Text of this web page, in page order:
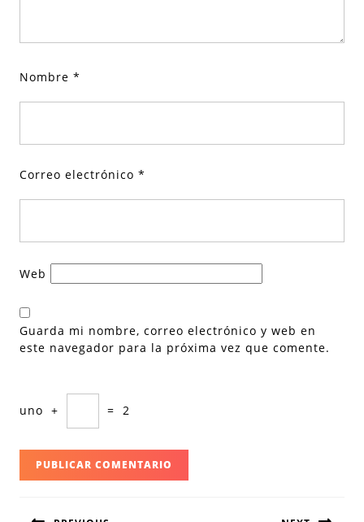
Nombre *
Correo electrónico *
Web
Guarda mi nombre, correo electrónico y web en
este navegador para la próxima vez que comente.
uno + = 2